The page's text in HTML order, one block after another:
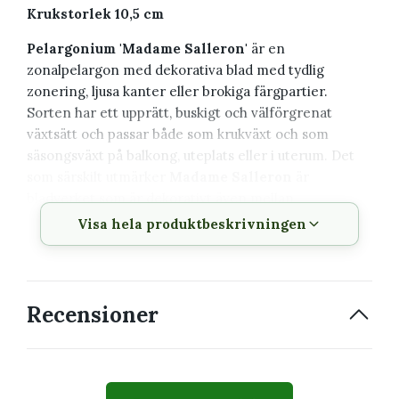
Krukstorlek 10,5 cm
Pelargonium 'Madame Salleron' är en
zonalpelargon med dekorativa blad med tydlig
zonering, ljusa kanter eller brokiga färgpartier.
Sorten har ett upprätt, buskigt och välförgrenat
växtsätt och passar både som krukväxt och som
säsongsväxt på balkong, uteplats eller i uterum. Det
blomningarna.
Vetenskapligt
Visa hela produktbeskrivningen
Recensioner